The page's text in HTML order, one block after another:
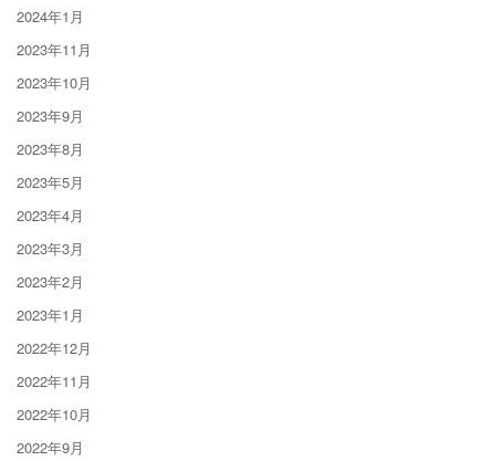
2024年1月
2023年11月
2023年10月
2023年9月
2023年8月
2023年5月
2023年4月
2023年3月
2023年2月
2023年1月
2022年12月
2022年11月
2022年10月
2022年9月